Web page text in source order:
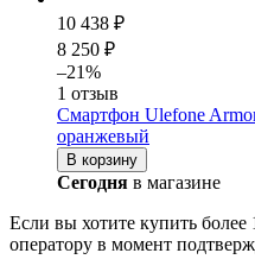
10 438 ₽
8 250 ₽
–21%
1 отзыв
Смартфон Ulefone
оранжевый
В корзину
Сегодня в магазине
Если вы хотите купить
оператору в момент